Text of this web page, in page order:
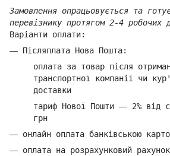
Замовлення опрацьовується та
перевізнику протягом 2-4 робочих
Варіанти оплати:
— Післяплата Нова Пошта:
оплата за товар після
транспортної компанії чи
доставки
тариф Нової Пошти — 2% від
грн
— онлайн оплата банківською
— оплата на розрахунковий